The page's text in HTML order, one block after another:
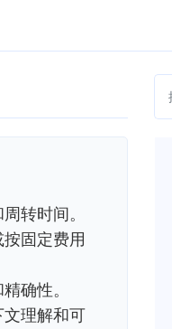
转时间。
固定费用
确性。
理解和可